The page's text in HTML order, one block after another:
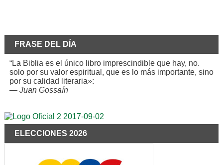
FRASE DEL DÍA
“La Biblia es el único libro imprescindible que hay, no.
solo por su valor espiritual, que es lo más importante, sino
por su calidad literaria»:
— Juan Gossaín
ELECCIONES 2026